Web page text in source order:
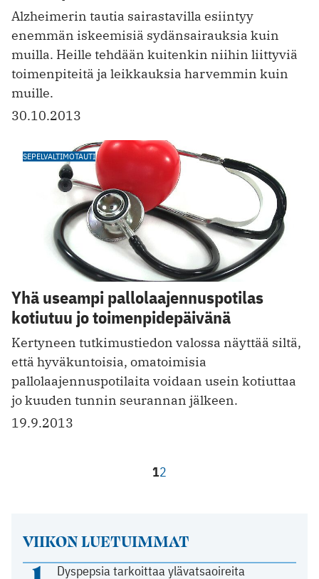
Alzheimerin tautia sairastavilla esiintyy
enemmän iskeemisiä sydänsairauksia kuin
muilla. Heille tehdään kuitenkin niihin liittyviä
toimenpiteitä ja leikkauksia harvemmin kuin
muille.
30.10.2013
SEPELVALTIMOTAUTI
Yhä useampi pallolaajennuspotilas
kotiutuu jo toimenpidepäivänä
Kertyneen tutkimustiedon valossa näyttää siltä,
että hyväkuntoisia, oma­toimisia
pallolaajennuspotilaita voidaan usein kotiuttaa
jo kuuden tunnin seurannan jälkeen.
19.9.2013
12
VIIKON LUETUIMMAT
Dyspepsia tarkoittaa ylävatsaoireita